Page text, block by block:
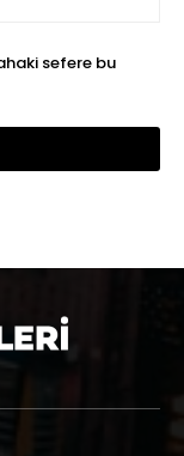
sefere bu